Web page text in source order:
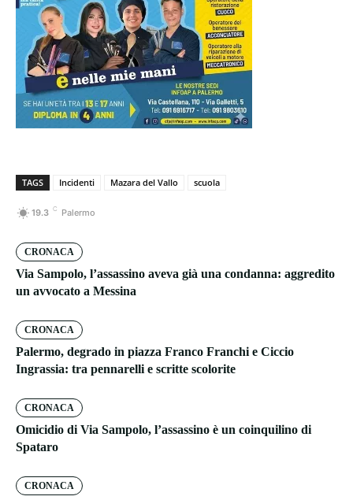
TAGS Incidenti Mazara del Vallo scuola
19.3 C Palermo
CRONACA
Via Sampolo, l’assassino aveva già una condanna: aggredito
un avvocato a Messina
CRONACA
Palermo, degrado in piazza Franco Franchi e Ciccio
Ingrassia: tra pennarelli e scritte scolorite
CRONACA
Omicidio di Via Sampolo, l’assassino è un coinquilino di
Spataro
CRONACA